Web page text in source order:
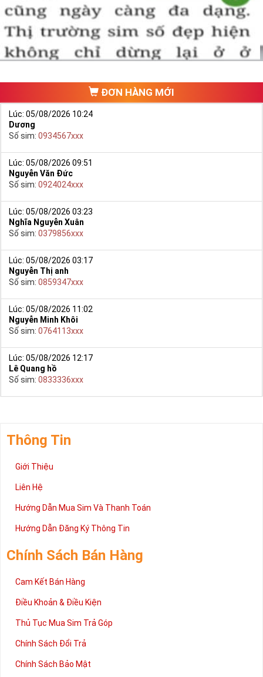
ĐƠN HÀNG MỚI
Lúc: 05/08/2026 10:24
Dương
Số sim: 0934567xxx
Lúc: 05/08/2026 09:51
Nguyễn Văn Đức
Số sim: 0924024xxx
Lúc: 05/08/2026 03:23
Nghĩa Nguyễn Xuân
Số sim: 0379856xxx
Lúc: 05/08/2026 03:17
Nguyễn Thị anh
Số sim: 0859347xxx
Lúc: 05/08/2026 11:02
Nguyễn Minh Khôi
Số sim: 0764113xxx
Lúc: 05/08/2026 12:17
Lê Quang hồ
Số sim: 0833336xxx
Thông Tin
Giới Thiệu
Liên Hệ
Hướng Dẫn Mua Sim Và Thanh Toán
Hướng Dẫn Đăng Ký Thông Tin
Chính Sách Bán Hàng
Cam Kết Bán Hàng
Điều Khoản & Điều Kiện
Thủ Tục Mua Sim Trả Góp
Chính Sách Đổi Trả
Chính Sách Bảo Mật